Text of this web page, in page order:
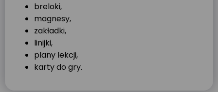
breloki,
magnesy,
zakładki,
linijki,
plany lekcji,
karty do gry.